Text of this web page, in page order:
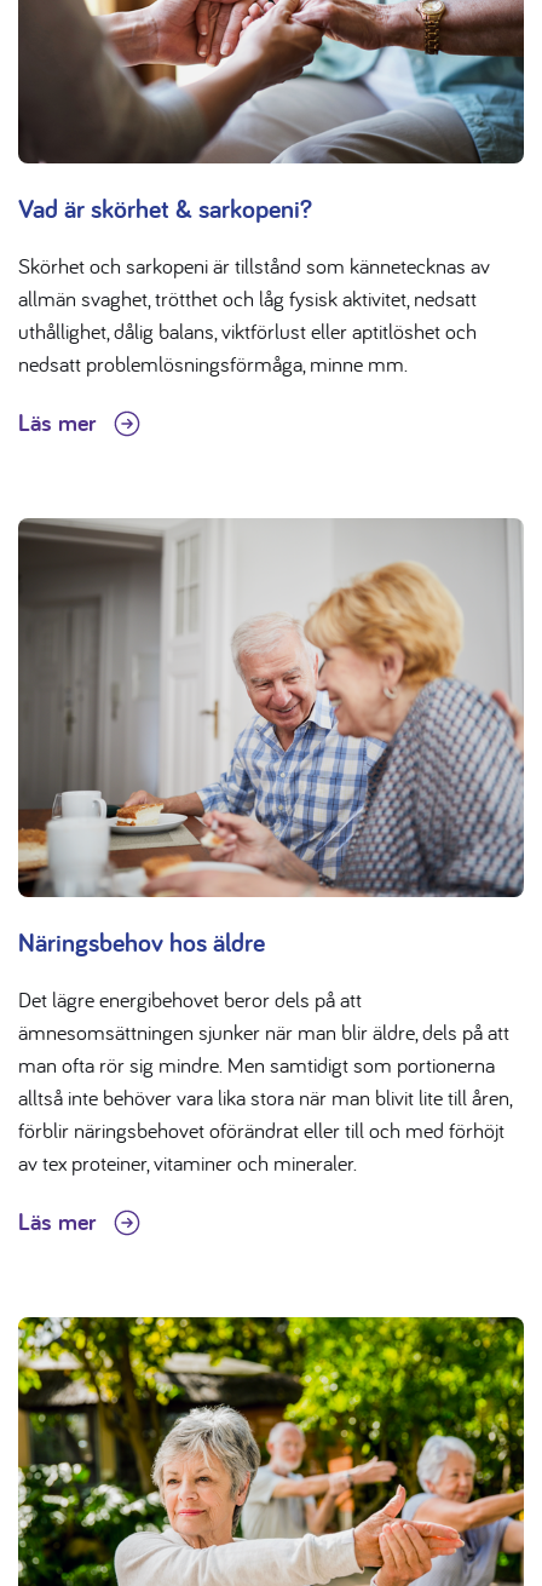
Vad är skörhet & sarkopeni?
Skörhet och sarkopeni är tillstånd som kännetecknas av
allmän svaghet, trötthet och låg fysisk aktivitet, nedsatt
uthållighet, dålig balans, viktförlust eller aptitlöshet och
nedsatt problemlösningsförmåga, minne mm.
Läs mer
Näringsbehov hos äldre
Det lägre energibehovet beror dels på att
ämnesomsättningen sjunker när man blir äldre, dels på att
man ofta rör sig mindre. Men samtidigt som portionerna
alltså inte behöver vara lika stora när man blivit lite till åren,
förblir näringsbehovet oförändrat eller till och med förhöjt
av tex proteiner, vitaminer och mineraler.
Läs mer